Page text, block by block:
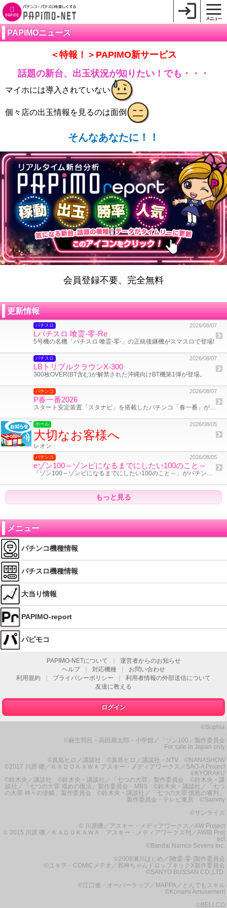
PAPIMOニュース
＜特報！＞PAPIMO新サービス
話題の新台、出玉状況が知りたい！でも・・・
マイホには導入されていない
個々店の出玉情報を見るのは面倒
そんなあなたに！！
会員登録不要、完全無料
更新情報
パチスロ 2026/08/07
Lパチスロ 喰霊-零-Re
5号機の名機「パチスロ 喰霊-零-」の正統後継機がスマスロで登場!
パチスロ 2026/08/07
LBトリプルクラウンX-300
300枚OVER(BT含む)が解禁された沖縄向けBT機第1弾が登場。
パチンコ 2026/08/07
P春一番2026
スタート安定装置「スタナビ」を搭載したパチンコ「春一番」が登場!
ホール 2026/08/05
大切なお客様へ
レオン
パチンコ 2026/08/05
eゾン100～ゾンビになるまでにしたい100のこと～
「ゾン100～ゾンビになるまでにしたい100のこと～」がパチンコとなって登場!
もっと見る
メニュー
パチンコ機種情報
パチスロ機種情報
大当り情報
PAPIMO-report
パピモコ
PAPIMO-NETについて ｜
運営者からのお知らせ
ヘルプ
｜ 対応機種 ｜
お問い合わせ
利用規約
｜ プライバシーポリシー ｜
利用者情報の外部送信について
友達に教える
ログイン
©Sophia
©麻生羽呂・高田康太郎・小学館／「ゾン100」製作委員会
For sale in Japan only
©真島ヒロ／講談社 ©真島ヒロ／講談社・NTV ©NANASHOW
©2017 川原 礫／ＫＡＤＯＫＡＷＡ アスキー・メディアワークス／SAO-A Project
©KYORAKU
©鈴木央／講談社 ©鈴木央・講談社／「七つの大罪」製作委員会 ©鈴木央・講
談社／「七つの大罪 戒めの復活」製作委員会・MBS ©鈴木央・講談社／「七つ
の大罪 神々の逆鱗」製作委員会 ©鈴木央・講談社／「七つの大罪 憤怒の審判」
製作委員会・テレビ東京 ©Sammy
©サンライズ
© 川原礫／アスキー・メディアワークス／AW Project
© 2015 川原 礫／ＫＡＤＯＫＡＷＡ アスキー・メディアワークス刊／AWIB Proj
ect
©Bandai Namco Sevens Inc.
©2008瀬川はじめ／[喰霊-零-]製作委員会
©ユキヲ・COMICメテオ／邪神ちゃんドロップキックX製作委員会
©SANYO BUSSAN CO.,LTD.
©江口連・オーバーラップ／MAPPA／とんでもスキル
©Konami Amusement
©BELLCO